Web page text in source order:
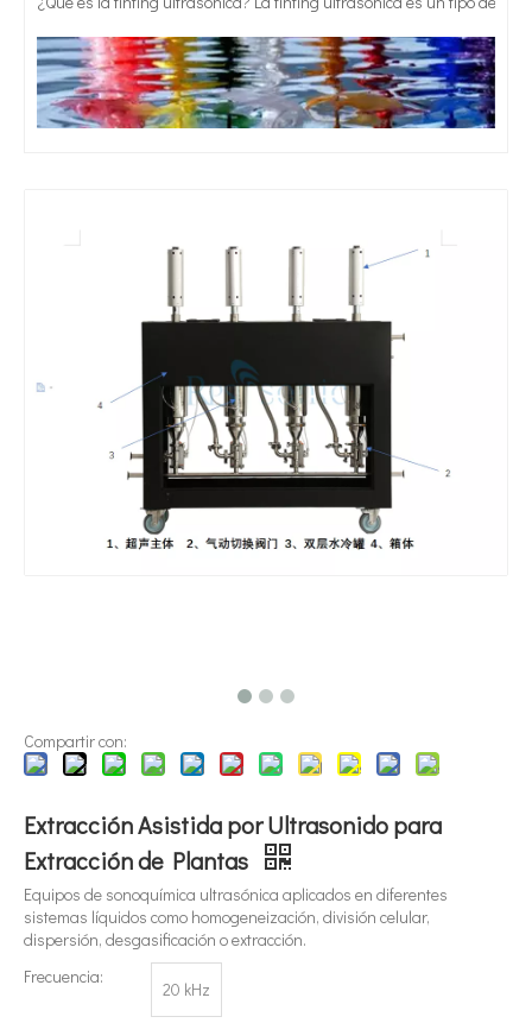
¿Qué es la tecnología de dispersión de pigmentos ultrasónica?
Actualmente, la investigación sobre la extracción de antioxidantes
Actualmente, la investigación sobre la extracción de antioxidantes y
Compartir con:
Extracción Asistida por Ultrasonido para
Extracción de Plantas
Equipos de sonoquímica ultrasónica aplicados en diferentes
sistemas líquidos como homogeneización, división celular,
dispersión, desgasificación o extracción.
Frecuencia:
20 kHz